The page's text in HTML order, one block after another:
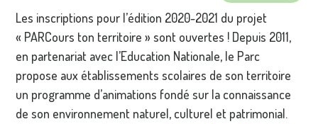
Les inscriptions pour l’édition 2020-2021 du projet
« PARCours ton territoire » sont ouvertes ! Depuis 2011,
en partenariat avec l’Education Nationale, le Parc
propose aux établissements scolaires de son territoire
un programme d’animations fondé sur la connaissance
de son environnement naturel, culturel et patrimonial.